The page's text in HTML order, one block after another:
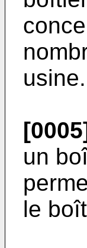
usine.
un
le